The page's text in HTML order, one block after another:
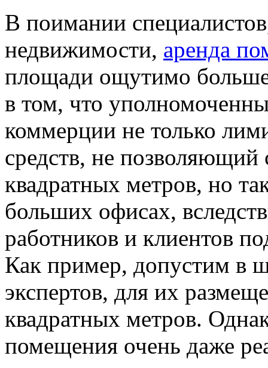
В поимании
недвижимости, аренда
площади ощутимо
в том, что
коммерции не только
средств, не позволяющий
квадратных метров, но
больших офисах,
работников и клиентов
Как пример, допустим в
экспертов, для их
квадратных метров.
помещения очень даже